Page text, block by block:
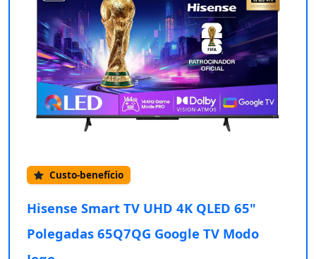
Custo-benefício
Hisense Smart TV UHD 4K QLED 65"
Polegadas 65Q7QG Google TV Modo